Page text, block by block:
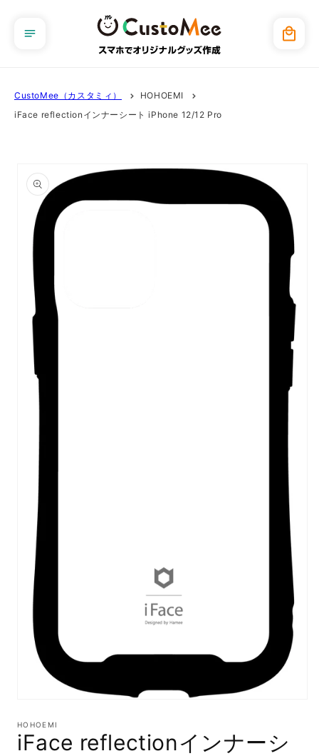
進む
ー
CustoMee（カスタミィ）
HOHOEMI
iFace reflectionインナーシート iPhone 12/12 Pro
報にス
キップ
ダ
ル
HOHOEMI
iFace reflectionインナーシ